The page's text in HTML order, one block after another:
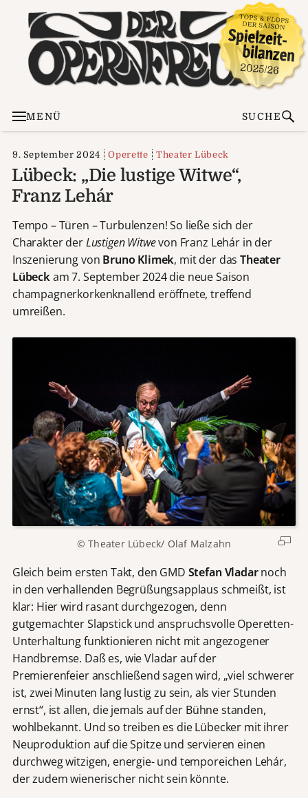
MENÜ SUCHE
9. September 2024 Operette Theater Lübeck
Lübeck: „Die lustige Witwe“,
Franz Lehár
Tempo – Türen – Turbulenzen! So ließe sich der
Charakter derLustigen Witwevon Franz Lehár in der
Inszenierung von Bruno Klimek, mit der dasTheater
Lübeckam 7. September 2024 die neue Saison
champagnerkorkenknallend eröffnete, treffend
umreißen.
© Theater Lübeck/ Olaf Malzahn
Gleich beim ersten Takt, den GMD Stefan Vladarnoch
in den verhallenden Begrüßungsapplaus schmeißt, ist
klar: Hier wird rasant durchgezogen, denn
gutgemachter Slapstick und anspruchsvolle Operetten-
Unterhaltung funktionieren nicht mit angezogener
Handbremse. Daß es, wie Vladar auf der
Premierenfeier anschließend sagen wird, „viel schwerer
ist, zwei Minuten lang lustig zu sein, als vier Stunden
ernst“, ist allen, die jemals auf der Bühne standen,
wohlbekannt. Und so treiben es die Lübecker mit ihrer
Neuproduktion auf die Spitze und servieren einen
durchweg witzigen, energie- und temporeichen Lehár,
der zudem wienerischer nicht sein könnte.